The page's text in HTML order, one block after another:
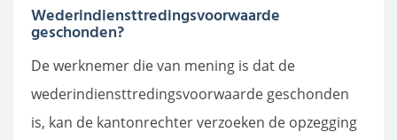
Wederindiensttredingsvoorwaarde
geschonden?
De werknemer die van mening is dat de
wederindiensttredingsvoorwaarde geschonden
is, kan de kantonrechter verzoeken de opzegging